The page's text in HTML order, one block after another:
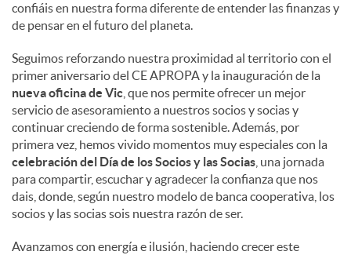
confiáis en nuestra forma diferente de entender las finanzas y
de pensar en el futuro del planeta.
Seguimos reforzando nuestra proximidad al territorio con el
primer aniversario del CE APROPA y la inauguración de la
nueva oficina de Vic , que nos permite ofrecer un mejor
servicio de asesoramiento a nuestros socios y socias y
continuar creciendo de forma sostenible. Además, por
primera vez, hemos vivido momentos muy especiales con la
celebración del Día de los Socios y las Socias , una jornada
para compartir, escuchar y agradecer la confianza que nos
dais, donde, según nuestro modelo de banca cooperativa, los
socios y las socias sois nuestra razón de ser.
Avanzamos con energía e ilusión, haciendo crecer este